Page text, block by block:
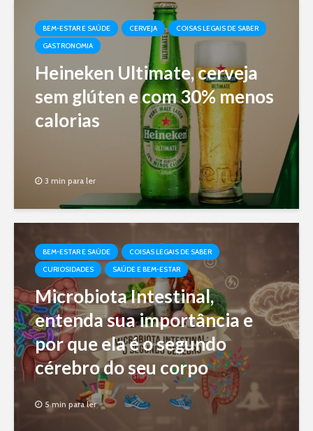
BEM-ESTAR E SAÚDE CERVEJA
COISAS LEGAIS DE SABER
GASTRONOMIA
Heineken Ultimate, cerveja
sem glúten e com 30% menos
calorias
3 min para ler
BEM-ESTAR E SAÚDE
COISAS LEGAIS DE SABER
CURIOSIDADES
SAÚDE E BEM-ESTAR
Microbiota Intestinal,
entenda sua importância e
por que ela é o segundo
cérebro do seu corpo
5 min para ler